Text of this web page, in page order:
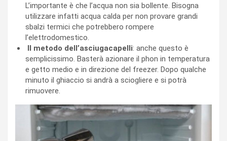
L’importante è che l’acqua non sia bollente. Bisogna
utilizzare infatti acqua calda per non provare grandi
sbalzi termici che potrebbero rompere
l’elettrodomestico.
Il metodo dell’asciugacapelli: anche questo è
semplicissimo. Basterà azionare il phon in temperatura
e getto medio e in direzione del freezer. Dopo qualche
minuto il ghiaccio si andrà a sciogliere e si potrà
rimuovere.